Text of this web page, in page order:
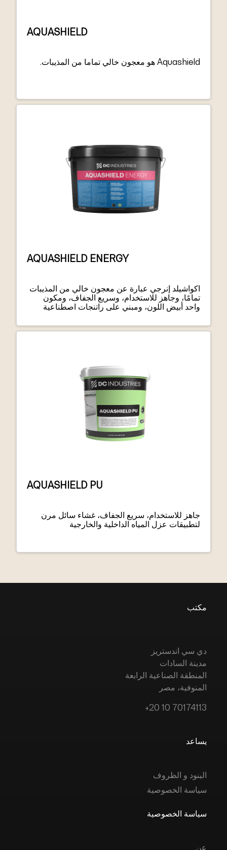
AQUASHIELD
Aquashield هو معجون خالي تماما من المذيبات.
AQUASHIELD ENERGY
اكواشيلد إنرجي عبارة عن معجون خالي من المذيبات
تمامًا، وجاهز للاستخدام، وسريع الجفاف، ومكون
واحد أبيض اللون، ومبني على راتنجات اصطناعية
AQUASHIELD PU
جاهز للاستخدام، سريع الجفاف، غشاء سائل مرن
لتطبيقات عزل المياه الداخلية والخارجية
مكتب
دي سي اندستريز
مدينة السادات
المنطقة الصناعية الرابعة
المنوفية، مصر
+20 10 70174113
يساعد
البنود و الظروف
سياسة الخصوصية
سياسة الخصوصية
عن